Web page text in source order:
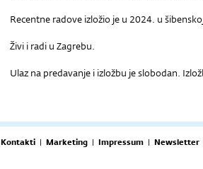
Recentne radove izložio je u 2024. u
Živi i radi u Zagrebu.
Ulaz na predavanje i izložbu je slobodan.
Kontakti | Marketing | Impressum | Newsletter